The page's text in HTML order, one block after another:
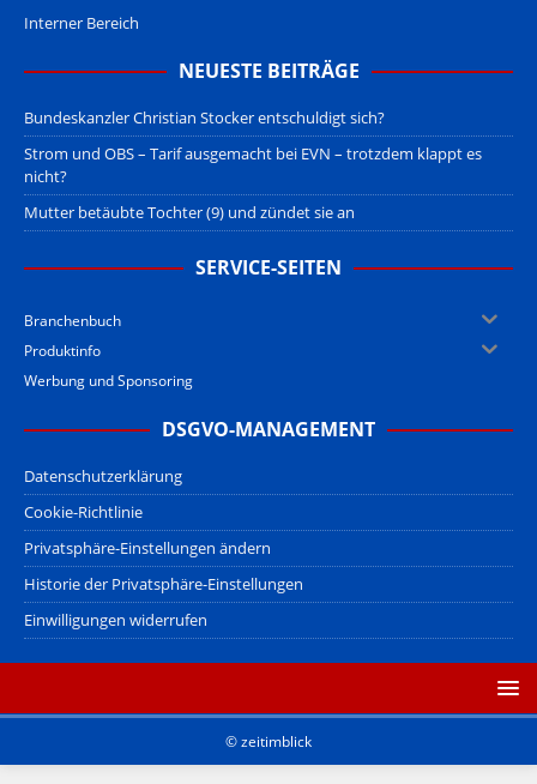
Interner Bereich
NEUESTE BEITRÄGE
Bundeskanzler Christian Stocker entschuldigt sich?
Strom und OBS – Tarif ausgemacht bei EVN – trotzdem klappt es
nicht?
Mutter betäubte Tochter (9) und zündet sie an
SERVICE-SEITEN
Branchenbuch
Produktinfo
Werbung und Sponsoring
DSGVO-MANAGEMENT
Datenschutzerklärung
Cookie-Richtlinie
Privatsphäre-Einstellungen ändern
Historie der Privatsphäre-Einstellungen
Einwilligungen widerrufen
© zeitimblick